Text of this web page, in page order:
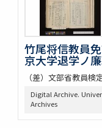
竹尾将信教員
京大学退学ノ
（差）文部省教員
Digital Archive.
Archives